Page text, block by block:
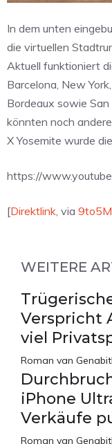
In dem unten
die virtuellen
Aktuell funktioniert
Barcelona, New
Bordeaux sowie
könnten noch
X Yosemite wurde
https://
[Direktlink , via
WEITERE
Verspricht
viel
Roman van
iPhone
Verkäufe
Roman van